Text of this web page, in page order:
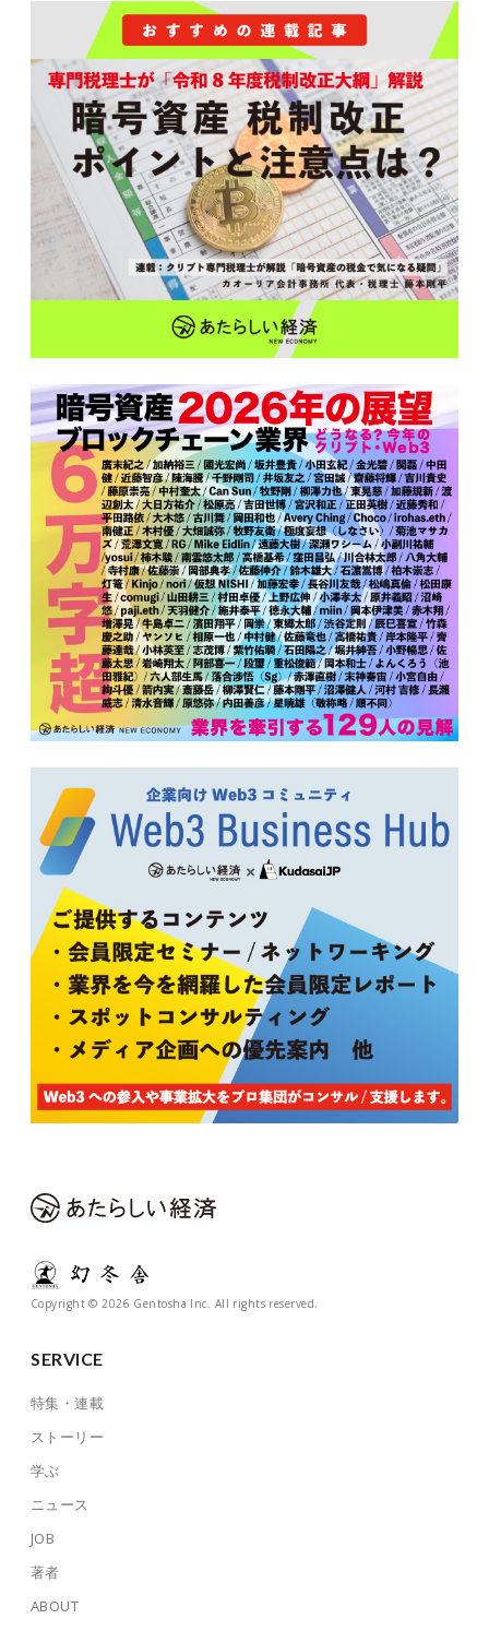
Copyright © 2026 Gentosha Inc. All rights reserved.
SERVICE
特集・連載
ストーリー
学ぶ
ニュース
JOB
著者
ABOUT